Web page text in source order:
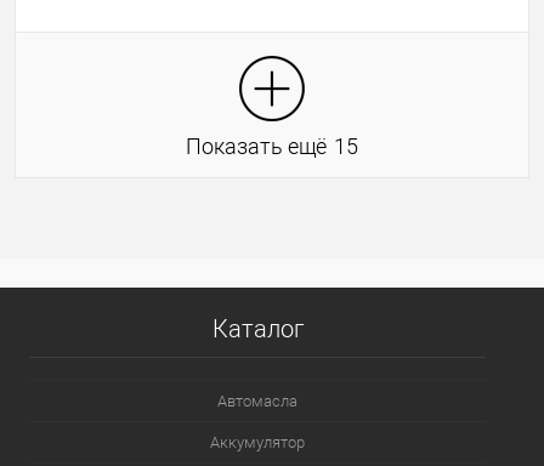
Показать ещё 15
Каталог
Автомасла
Аккумулятор